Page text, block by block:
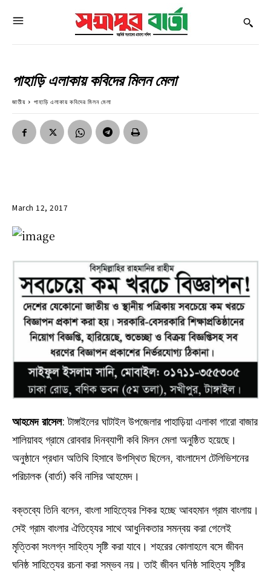
পাহাড়ি এলাকায় কবিদের মিলন মেলা
জাতীয় পাহাড়ি এলাকায় কবিদের মিলন মেলা
March 12, 2017
আহমেদ রাসেল: টাঙ্গাইলের ঘাটাইল উপজেলার পাহাড়িয়া এলাকা গারো বাজার
শালিয়াবহ গ্রামে রোববার দিনব্যাপী কবি মিলন মেলা অনুষ্ঠিত হয়েছে।
অনুষ্ঠানে প্রধান অতিথি হিসাবে উপস্থিত ছিলেন, বাংলাদেশ টেলিভিশনের
পরিচালক (বার্তা) কবি নাসির আহমেদ।
বক্তব্যে তিনি বলেন, বাংলা সাহিত্যের শিকর হচ্ছে আবহমান গ্রাম বাংলায়।
সেই গ্রাম বাংলার ঐতিহ্যের সাথে আধুনিকতার সমন্বয় করা গেলেই
মৃত্তিকা সংলগ্ন সাহিত্য সৃষ্টি করা যাবে। শহরের কোলাহলে বসে জীবন
ঘনিষ্ঠ সাহিত্যের রচনা করা সম্ভব নয়। তাই জীবন ঘনিষ্ঠ সাহিত্য সৃষ্টির